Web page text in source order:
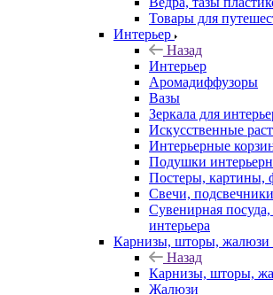
Товары для
Интерьер
Назад
Интерьер
Аромадиффузоры
Вазы
Зеркала для
Искусственные
Интерьерные
Подушки
Постеры, картины,
Свечи,
Сувенирная
интерьера
Карнизы, шторы, жалюзи
Назад
Карнизы, шторы,
Жалюзи